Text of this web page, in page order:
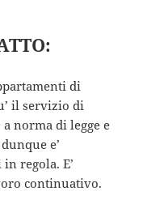
di
il servizio di
norma di legge e
e’
regola. E’
continuativo.